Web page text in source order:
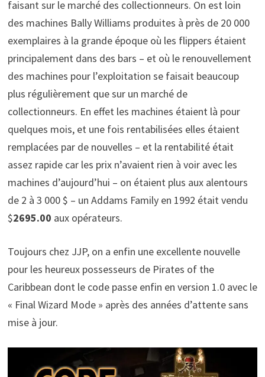
faisant sur le marché des collectionneurs. On est loin
des machines Bally Williams produites à près de 20 000
exemplaires à la grande époque où les flippers étaient
principalement dans des bars – et où le renouvellement
des machines pour l’exploitation se faisait beaucoup
plus régulièrement que sur un marché de
collectionneurs. En effet les machines étaient là pour
quelques mois, et une fois rentabilisées elles étaient
remplacées par de nouvelles – et la rentabilité était
assez rapide car les prix n’avaient rien à voir avec les
machines d’aujourd’hui – on étaient plus aux alentours
de 2 à 3 000 $ – un Addams Family en 1992 était vendu
$2695.00 aux opérateurs.
Toujours chez JJP, on a enfin une excellente nouvelle
pour les heureux possesseurs de Pirates of the
Caribbean dont le code passe enfin en version 1.0 avec le
« Final Wizard Mode » après des années d’attente sans
mise à jour.